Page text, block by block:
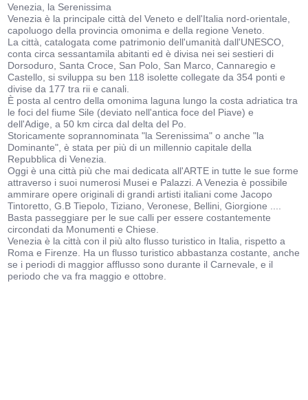
Venezia, la Serenissima
Venezia è la principale città del Veneto e dell'Italia nord-orientale,
capoluogo della provincia omonima e della regione Veneto.
La città, catalogata come patrimonio dell'umanità dall'UNESCO,
conta circa sessantamila abitanti ed è divisa nei sei sestieri di
Dorsoduro, Santa Croce, San Polo, San Marco, Cannaregio e
Castello, si sviluppa su ben 118 isolette collegate da 354 ponti e
divise da 177 tra rii e canali.
È posta al centro della omonima laguna lungo la costa adriatica tra
le foci del fiume Sile (deviato nell'antica foce del Piave) e
dell'Adige, a 50 km circa dal delta del Po.
Storicamente soprannominata "la Serenissima" o anche "la
Dominante", è stata per più di un millennio capitale della
Repubblica di Venezia.
Oggi è una città più che mai dedicata all'ARTE in tutte le sue forme
attraverso i suoi numerosi Musei e Palazzi. A Venezia è possibile
ammirare opere originali di grandi artisti italiani come Jacopo
Tintoretto, G.B Tiepolo, Tiziano, Veronese, Bellini, Giorgione ....
Basta passeggiare per le sue calli per essere costantemente
circondati da Monumenti e Chiese.
Venezia è la città con il più alto flusso turistico in Italia, rispetto a
Roma e Firenze. Ha un flusso turistico abbastanza costante, anche
se i periodi di maggior afflusso sono durante il Carnevale, e il
periodo che va fra maggio e ottobre.